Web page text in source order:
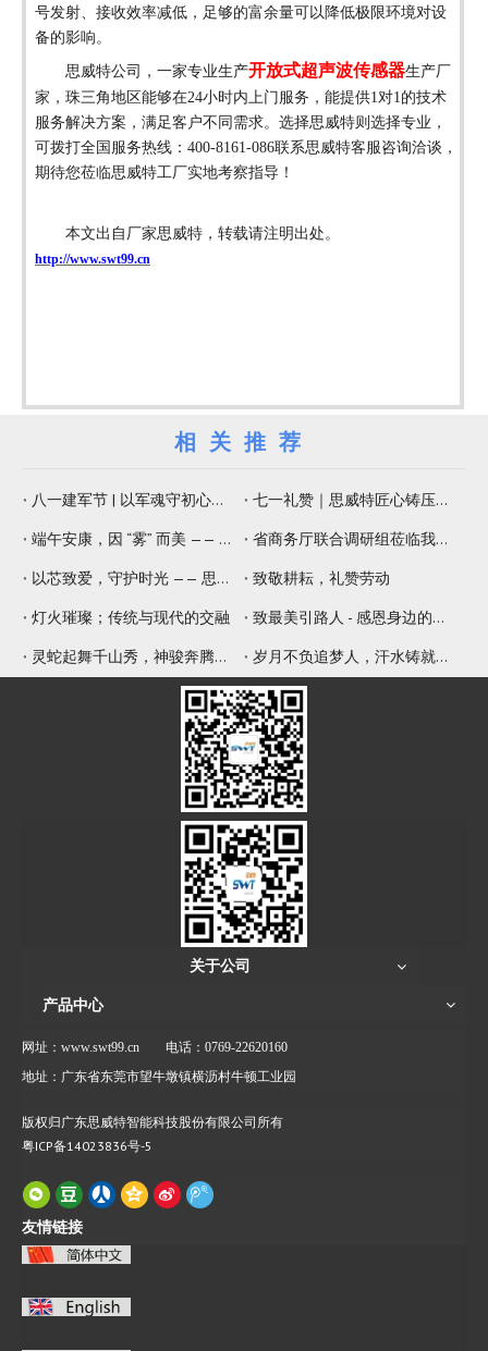
号发射、接收效率减低，足够的富余量可以降低极限环境对设
备的影响。
思威特公司，一家专业生产开放式超声波传感器生产厂
家，珠三角地区能够在24小时内上门服务，能提供1对1的技术
服务解决方案，满足客户不同需求。选择思威特则选择专业，
可拨打全国服务热线：400-8161-086联系思威特客服咨询洽谈，
期待您莅临思威特工厂实地考察指导！
本文出自厂家思威特，转载请注明出处。
http://www.swt99.cn
相关推荐
八一建军节 | 以军魂守初心，以精工铸品质
七一礼赞｜思威特匠心铸压电元器件，纳米微孔片佑健康生活
端午安康，因 “雾” 而美 —— 思威特压电雾化片，守护嗅觉与健康
省商务厅联合调研组莅临我司调研 赋能专精特新提质增效
以芯致爱，守护时光 —— 思威特致敬母亲节
致敬耕耘，礼赞劳动
灯火璀璨；传统与现代的交融
致最美引路人 - 感恩身边的师傅
灵蛇起舞千山秀，神骏奔腾九野新
岁月不负追梦人，汗水铸就辉煌年
关于公司
产品中心
网址：www.swt99.cn 电话：0769-22620160
地址：广东省东莞市望牛墩镇横沥村牛顿工业园
版权归广东思威特智能科技股份有限公司所有
粤ICP备14023836号-5
友情链接